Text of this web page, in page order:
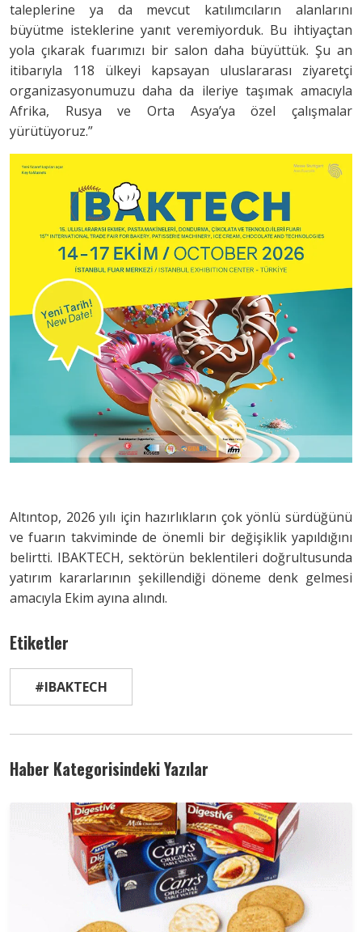
taleplerine ya da mevcut katılımcıların alanlarını
büyütme isteklerine yanıt veremiyorduk. Bu ihtiyaçtan
yola çıkarak fuarımızı bir salon daha büyüttük. Şu an
itibarıyla 118 ülkeyi kapsayan uluslararası ziyaretçi
organizasyonumuzu daha da ileriye taşımak amacıyla
Afrika, Rusya ve Orta Asya’ya özel çalışmalar
yürütüyoruz.”
Altıntop, 2026 yılı için hazırlıkların çok yönlü sürdüğünü
ve fuarın takviminde de önemli bir değişiklik yapıldığını
belirtti. IBAKTECH, sektörün beklentileri doğrultusunda
yatırım kararlarının şekillendiği döneme denk gelmesi
amacıyla Ekim ayına alındı.
Etiketler
#IBAKTECH
Haber Kategorisindeki Yazılar